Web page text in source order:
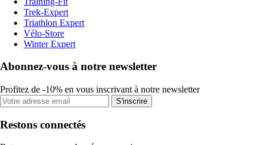
Trek-Expert
Triathlon Expert
Vélo-Store
Winter Expert
Abonnez-vous à notre newsletter
Profitez de -10% en vous inscrivant à notre newsletter
S'inscrire
Restons connectés